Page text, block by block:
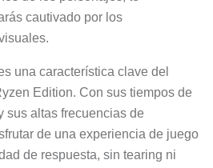
cautivado por los
una característica clave del
Edition. Con sus tiempos de
sus altas frecuencias de
de una experiencia de juego
de respuesta, sin tearing ni